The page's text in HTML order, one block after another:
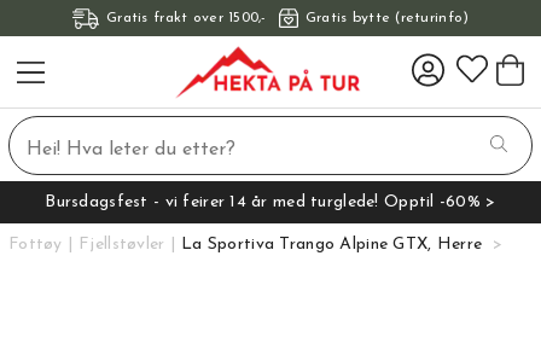
Gratis frakt over 1500,- Gratis bytte (returinfo)
Bursdagsfest - vi feirer 14 år med turglede! Opptil -60% >
Fottøy Fjellstøvler La Sportiva Trango Alpine GTX, Herre